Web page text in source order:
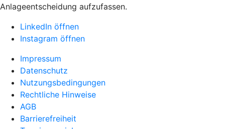
Anlageentscheidung aufzufassen.
LinkedIn öffnen
Instagram öffnen
Impressum
Datenschutz
Nutzungsbedingungen
Rechtliche Hinweise
AGB
Barrierefreiheit